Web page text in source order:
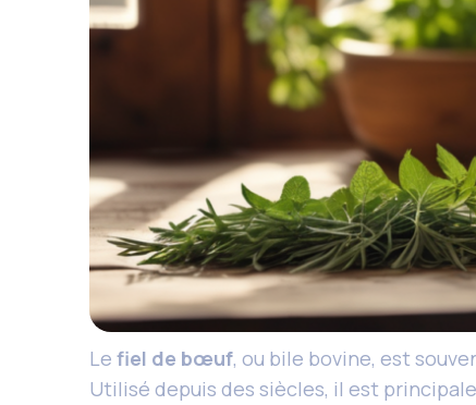
Le fiel de bœuf, ou bile bovine, est
Utilisé depuis des siècles, il est